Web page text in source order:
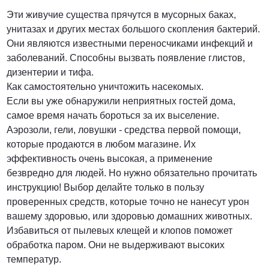
Эти живучие существа прячутся в мусорных баках,
унитазах и других местах большого скопления бактерий.
Они являются известными переносчиками инфекций и
заболеваний. Способны вызвать появление глистов,
дизентерии и тифа.
Как самостоятельно уничтожить насекомых.
Если вы уже обнаружили неприятных гостей дома,
самое время начать бороться за их выселение.
Аэрозоли, гели, ловушки - средства первой помощи,
которые продаются в любом магазине. Их
эффективность очень высокая, а применение
безвредно для людей. Но нужно обязательно прочитать
инструкцию! Выбор делайте только в пользу
проверенных средств, которые точно не нанесут урон
вашему здоровью, или здоровью домашних животных.
Избавиться от пылевых клещей и клопов поможет
обработка паром. Они не выдерживают высоких
температур.